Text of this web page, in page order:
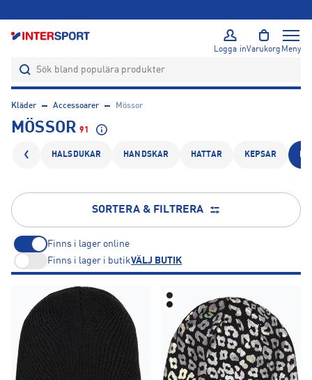
Logga inVarukorg Meny
Kläder Accessoarer Mössor
MÖSSOR 91
HALSDUKAR HANDSKAR HATTAR KEPSAR
SORTERA & FILTRERA
Finns i lager online
Finns i lager i butikVÄLJ BUTIK